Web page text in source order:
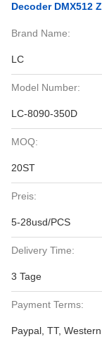
Decoder DMX512
Brand Name:
LC
Model Number:
LC-8090-350D
MOQ:
20ST
Preis:
5-28usd/PCS
Delivery Time:
3 Tage
Payment Terms:
Paypal, TT,